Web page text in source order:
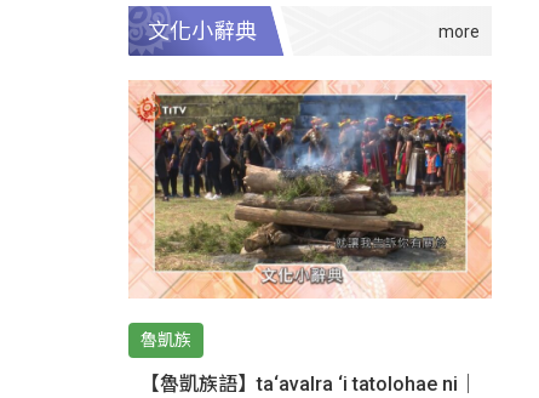
文化小辭典
魯凱族
【魯凱族語】ta‘avalra ‘i tatolohae ni｜